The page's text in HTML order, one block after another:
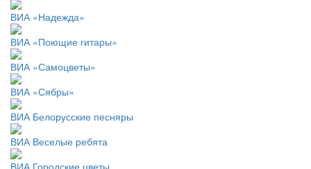
ВИА «Надежда»
ВИА «Поющие гитары»
ВИА «Самоцветы»
ВИА «Сябры»
ВИА Белорусские песняры
ВИА Веселые ребята